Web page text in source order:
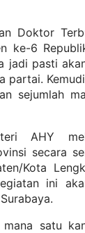
Doktor
ke-6
jadi pasti
sejumlah
AHY
secara
Kota
ini
satu